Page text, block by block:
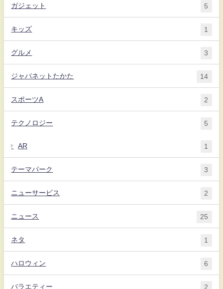
ガジェット 5
キッズ 1
グルメ 3
ジャパネットたかた 14
スポーツA 2
テクノロジー 5
AR 1
テーマパーク 3
ニューサービス 2
ニュース 25
ネタ 1
ハロウィン 6
バラエティー 2